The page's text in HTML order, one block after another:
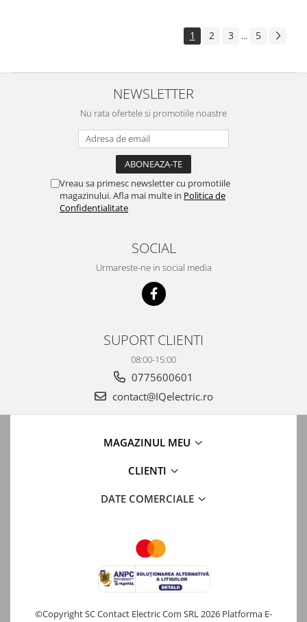
1 2 3 ... 5
NEWSLETTER
Nu rata ofertele si promotiile noastre
Vreau sa primesc newsletter cu promotiile
magazinului. Afla mai multe in Politica de
Confidentialitate
SOCIAL
Urmareste-ne in social media
SUPORT CLIENTI
08:00-15:00
0775600601
contact@IQelectric.ro
MAGAZINUL MEU
CLIENTI
DATE COMERCIALE
©Copyright SC Contact Electric Com SRL 2026 Platforma E-